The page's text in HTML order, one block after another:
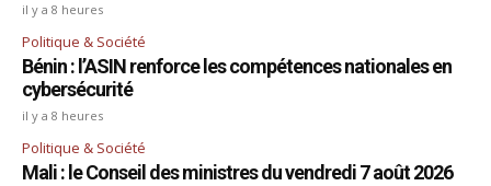
il y a 8 heures
Politique & Société
Bénin : l’ASIN renforce les compétences nationales en
cybersécurité
il y a 8 heures
Politique & Société
Mali : le Conseil des ministres du vendredi 7 août 2026